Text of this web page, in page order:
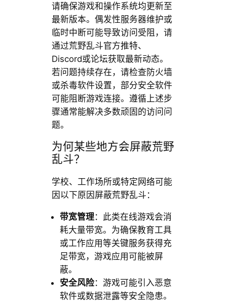
请确保游戏和操作系统均更新至
最新版本。偶发性服务器维护或
临时中断可能导致访问受阻，请
通过荒野乱斗官方推特、
Discord或论坛获取最新动态。
若问题持续存在，请检查防火墙
或杀毒软件设置，部分安全软件
可能阻断游戏连接。遵循上述步
骤通常能解决多数顽固的访问问
题。
为何某些地方会屏蔽荒野
乱斗？
学校、工作场所或特定网络可能
因以下原因屏蔽荒野乱斗：
带宽管理：此类在线游戏会消
耗大量带宽。为确保教育工具
或工作应用等关键服务获得充
足带宽，游戏应用可能被屏
蔽。
安全风险：游戏可能引入恶意
软件或数据泄露等安全隐患。